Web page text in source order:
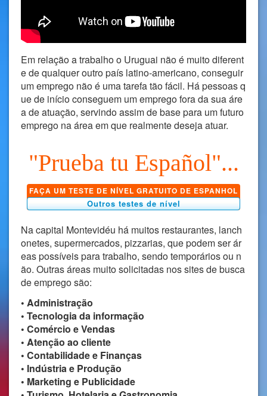
Em relação a trabalho o Uruguai não é muito diferent
e de qualquer outro país latino-americano, conseguir
um emprego não é uma tarefa tão fácil. Há pessoas q
ue de início conseguem um emprego fora da sua áre
a de atuação, servindo assim de base para um futuro
emprego na área em que realmente deseja atuar.
"Prueba tu Español"...
FAÇA UM TESTE DE NÍVEL GRATUITO DE ESPANHOL
Outros testes de nível
Na capital Montevidéu há muitos restaurantes, lanch
onetes, supermercados, pizzarias, que podem ser ár
eas possíveis para trabalho, sendo temporários ou n
ão. Outras áreas muito solicitadas nos sites de busca
de emprego são:
• Administração
• Tecnologia da informação
• Comércio e Vendas
• Atenção ao cliente
• Contabilidade e Finanças
• Indústria e Produção
• Marketing e Publicidade